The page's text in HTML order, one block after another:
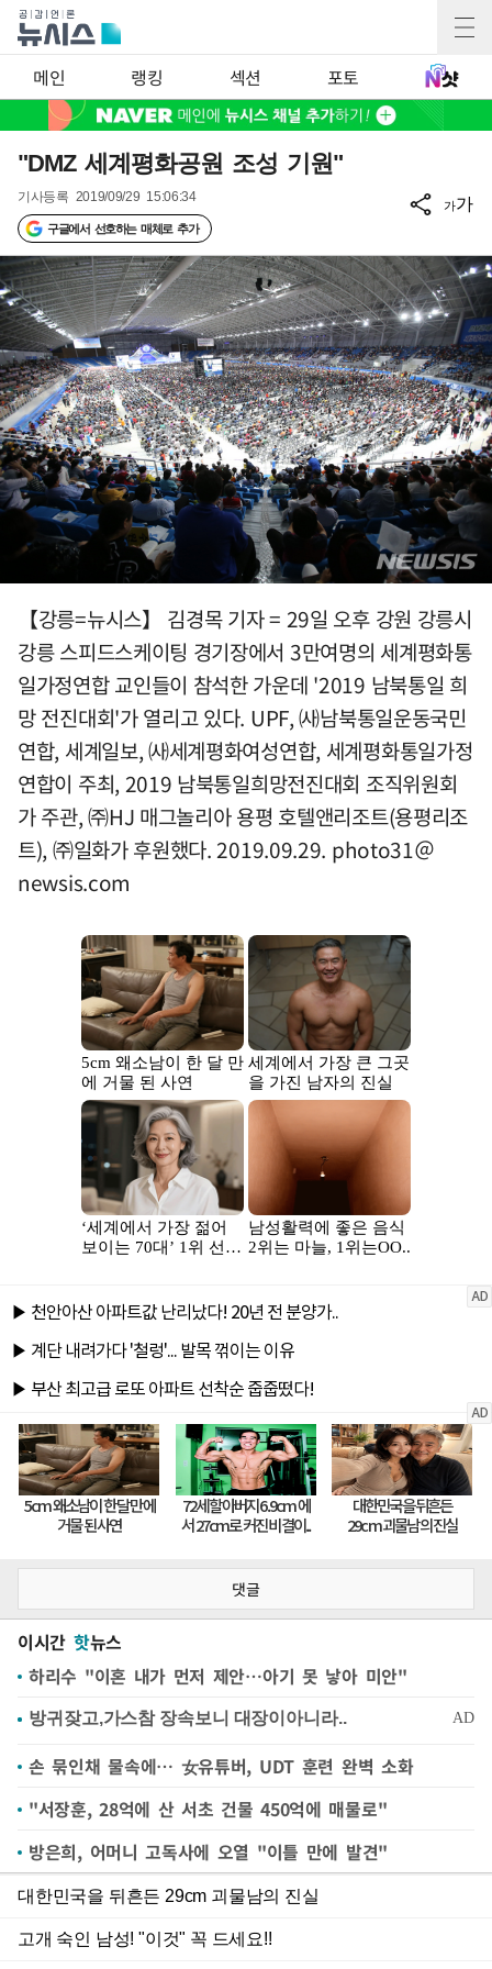
메인 랭킹 섹션 포토
"DMZ 세계평화공원 조성 기원"
기사등록 2019/09/29 15:06:34
구글에서 선호하는 매체로 추가
가가
【강릉=뉴시스】 김경목 기자 = 29일 오후 강원 강릉시
강릉 스피드스케이팅 경기장에서 3만여명의 세계평화통
일가정연합 교인들이 참석한 가운데 '2019 남북통일 희
망 전진대회'가 열리고 있다. UPF, ㈔남북통일운동국민
연합, 세계일보, ㈔세계평화여성연합, 세계평화통일가정
연합이 주최, 2019 남북통일희망전진대회 조직위원회
가 주관, ㈜HJ 매그놀리아 용평 호텔앤리조트(용평리조
트), ㈜일화가 후원했다. 2019.09.29. photo31＠
newsis.com
댓글
이시간 핫뉴스
하리수 "이혼 내가 먼저 제안…아기 못 낳아 미안"
손 묶인채 물속에… 女유튜버, UDT 훈련 완벽 소화
"서장훈, 28억에 산 서초 건물 450억에 매물로"
방은희, 어머니 고독사에 오열 "이틀 만에 발견"